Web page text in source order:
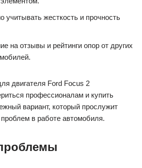
учитывать жесткость и прочность
на отзывы и рейтинги опор от других
двигателя Ford Focus 2
профессионалам и купить
вариант, который прослужит
в работе автомобиля.